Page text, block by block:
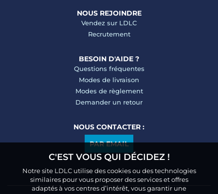
NOUS REJOINDRE
Vendez sur LDLC
Recrutement
BESOIN D'AIDE ?
Questions fréquentes
Modes de livraison
Modes de règlement
Demander un retour
NOUS CONTACTER :
PAR EMAIL
C'EST VOUS QUI DÉCIDEZ !
Notre site LDLC utilise des cookies ou des technologies
similaires pour vous proposer des services et offres
adaptés à vos centres d’intérêt, vous garantir une